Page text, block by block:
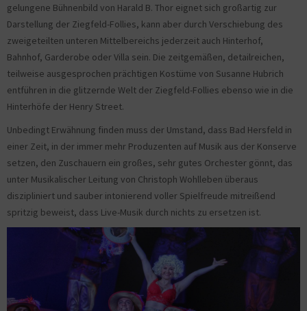
gelungene Bühnenbild von Harald B. Thor eignet sich großartig zur
Darstellung der Ziegfeld-Follies, kann aber durch Verschiebung des
zweigeteilten unteren Mittelbereichs jederzeit auch Hinterhof,
Bahnhof, Garderobe oder Villa sein. Die zeitgemäßen, detailreichen,
teilweise ausgesprochen prächtigen Kostüme von Susanne Hubrich
entführen in die glitzernde Welt der Ziegfeld-Follies ebenso wie in die
Hinterhöfe der Henry Street.
Unbedingt Erwähnung finden muss der Umstand, dass Bad Hersfeld in
einer Zeit, in der immer mehr Produzenten auf Musik aus der Konserve
setzen, den Zuschauern ein großes, sehr gutes Orchester gönnt, das
unter Musikalischer Leitung von Christoph Wohlleben überaus
diszipliniert und sauber intonierend voller Spielfreude mitreißend
spritzig beweist, dass Live-Musik durch nichts zu ersetzen ist.